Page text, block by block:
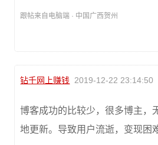
跟帖来自电脑端 · 中国广西贺州
钻千网上赚钱 2019-12-22 23:14:50
博客成功的比较少，很多博主，
地更新。导致用户流逝，变现困